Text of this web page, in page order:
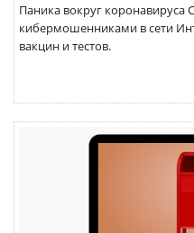
Паника вокруг коронавируса
кибермошенниками в сети
вакцин и тестов.